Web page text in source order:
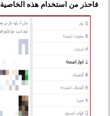
فاحذر من استخدام هذه الخاصية